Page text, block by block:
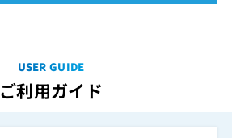
USER GUIDE
ご利用ガイド